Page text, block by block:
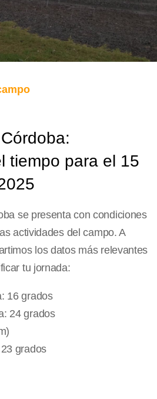
tiempo para el 15
se presenta con condiciones
actividades del campo. A
los datos más relevantes
tu jornada:
16 grados
24 grados
grados